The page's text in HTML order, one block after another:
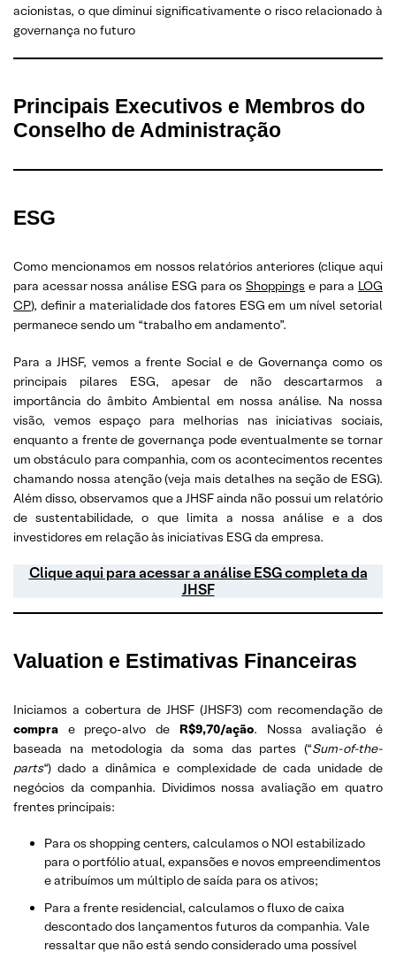
acionistas, o que diminui significativamente o risco relacionado à
governança no futuro
Principais Executivos e Membros do
Conselho de Administração
ESG
Como mencionamos em nossos relatórios anteriores (clique aqui
para acessar nossa análise ESG para osShoppings e para a LOG
CP), definir a materialidade dos fatores ESG em um nível setorial
permanece sendo um “trabalho em andamento”.
Para a JHSF, vemos a frente Social e de Governança como os
principais pilares ESG, apesar de não descartarmos a
importância do âmbito Ambiental em nossa análise. Na nossa
visão, vemos espaço para melhorias nas iniciativas sociais,
enquanto a frente de governança pode eventualmente se tornar
um obstáculo para companhia, com os acontecimentos recentes
chamando nossa atenção (veja mais detalhes na seção de ESG).
Além disso, observamos que a JHSF ainda não possui um relatório
de sustentabilidade, o que limita a nossa análise e a dos
investidores em relação às iniciativas ESG da empresa.
Clique aqui para acessar a análise ESG completa da
JHSF
Valuation e Estimativas Financeiras
Iniciamos a cobertura de JHSF (JHSF3) com recomendação de
compra e preço-alvo de R$9,70/ação. Nossa avaliação é
baseada na metodologia da soma das partes (“Sum-of-the-
parts“) dado a dinâmica e complexidade de cada unidade de
negócios da companhia. Dividimos nossa avaliação em quatro
frentes principais:
Para os shopping centers, calculamos o NOI estabilizado
para o portfólio atual, expansões e novos empreendimentos
e atribuímos um múltiplo de saída para os ativos;
Para a frente residencial, calculamos o fluxo de caixa
descontado dos lançamentos futuros da companhia. Vale
ressaltar que não está sendo considerado uma possível